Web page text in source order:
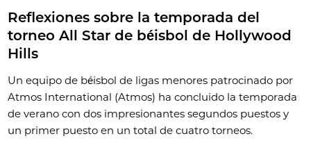
Reflexiones sobre la temporada del
torneo All Star de béisbol de Hollywood
Hills
Un equipo de béisbol de ligas menores patrocinado por
Atmos International (Atmos) ha concluido la temporada
de verano con dos impresionantes segundos puestos y
un primer puesto en un total de cuatro torneos.